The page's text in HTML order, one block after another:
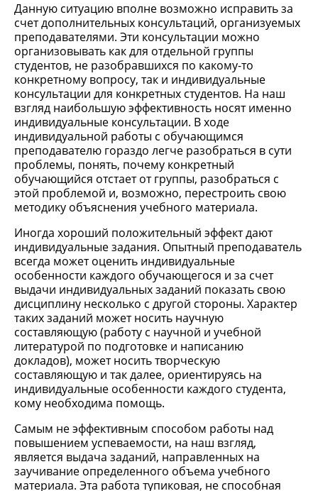
Данную ситуацию вполне возможно исправить за
счет дополнительных консультаций, организуемых
преподавателями. Эти консультации можно
организовывать как для отдельной группы
студентов, не разобравшихся по какому-то
конкретному вопросу, так и индивидуальные
консультации для конкретных студентов. На наш
взгляд наибольшую эффективность носят именно
индивидуальные консультации. В ходе
индивидуальной работы с обучающимся
преподавателю гораздо легче разобраться в сути
проблемы, понять, почему конкретный
обучающийся отстает от группы, разобраться с
этой проблемой и, возможно, перестроить свою
методику объяснения учебного материала.
Иногда хороший положительный эффект дают
индивидуальные задания. Опытный преподаватель
всегда может оценить индивидуальные
особенности каждого обучающегося и за счет
выдачи индивидуальных заданий показать свою
дисциплину несколько с другой стороны. Характер
таких заданий может носить научную
составляющую (работу с научной и учебной
литературой по подготовке и написанию
докладов), может носить творческую
составляющую и так далее, ориентируясь на
индивидуальные особенности каждого студента,
кому необходима помощь.
Самым не эффективным способом работы над
повышением успеваемости, на наш взгляд,
является выдача заданий, направленных на
заучивание определенного объема учебного
материала. Эта работа тупиковая, не способная